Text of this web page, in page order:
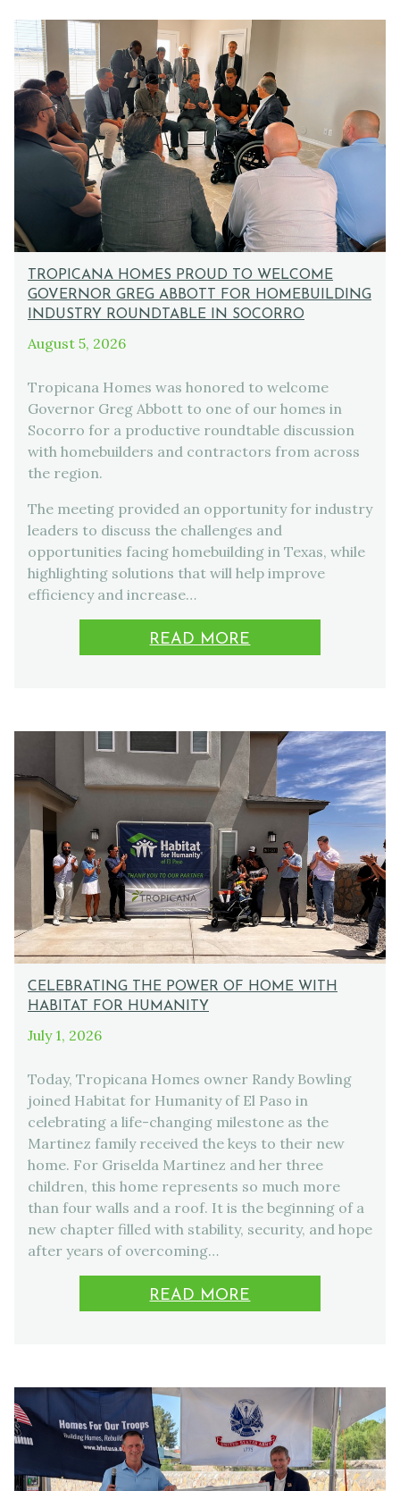
TROPICANA HOMES PROUD TO WELCOME
GOVERNOR GREG ABBOTT FOR HOMEBUILDING
INDUSTRY ROUNDTABLE IN SOCORRO
August 5, 2026
Tropicana Homes was honored to welcome
Governor Greg Abbott to one of our homes in
Socorro for a productive roundtable discussion
with homebuilders and contractors from across
the region.
The meeting provided an opportunity for industry
leaders to discuss the challenges and
opportunities facing homebuilding in Texas, while
highlighting solutions that will help improve
efficiency and increase…
READ MORE
CELEBRATING THE POWER OF HOME WITH
HABITAT FOR HUMANITY
July 1, 2026
Today, Tropicana Homes owner Randy Bowling
joined Habitat for Humanity of El Paso in
celebrating a life-changing milestone as the
Martinez family received the keys to their new
home. For Griselda Martinez and her three
children, this home represents so much more
than four walls and a roof. It is the beginning of a
new chapter filled with stability, security, and hope
after years of overcoming…
READ MORE